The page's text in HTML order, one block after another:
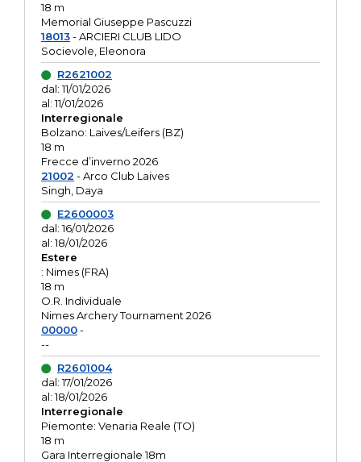
18 m
Memorial Giuseppe Pascuzzi
18013- ARCIERI CLUB LIDO
Socievole, Eleonora
R2621002
dal: 11/01/2026
al: 11/01/2026
Interregionale
Bolzano: Laives/Leifers (BZ)
18 m
Frecce d’inverno 2026
21002 - Arco Club Laives
Singh, Daya
E2600003
dal: 16/01/2026
al: 18/01/2026
Estere
: Nimes (FRA)
18 m
O.R. Individuale
Nimes Archery Tournament 2026
00000-
--
R2601004
dal: 17/01/2026
al: 18/01/2026
Interregionale
Piemonte: Venaria Reale (TO)
18 m
Gara Interregionale 18m